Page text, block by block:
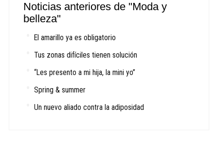
Noticias anteriores de "Moda y
belleza"
El amarillo ya es obligatorio
Tus zonas difíciles tienen solución
“Les presento a mi hija, la mini yo”
Spring & summer
Un nuevo aliado contra la adiposidad